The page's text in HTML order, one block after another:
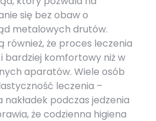
się bez obaw o
metalowych drutów.
również, że proces leczenia
bardziej komfortowy niż w
aparatów. Wiele osób
leczenia –
podczas jedzenia
że codzienna higiena